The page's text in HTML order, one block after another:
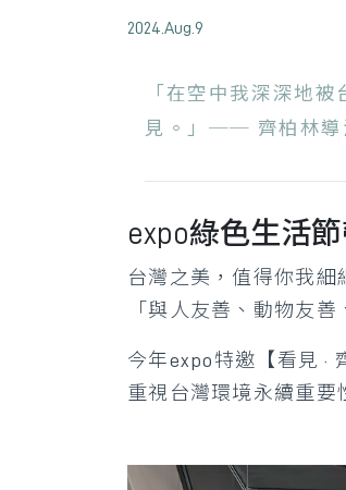
2024.Aug.9
「在空中我深深地
見。」── 齊柏林導
expo綠色生活
台灣之美，值得你我細
「與人友善、動物友
今年expo特邀【看見 ·
重視台灣環境永續重要